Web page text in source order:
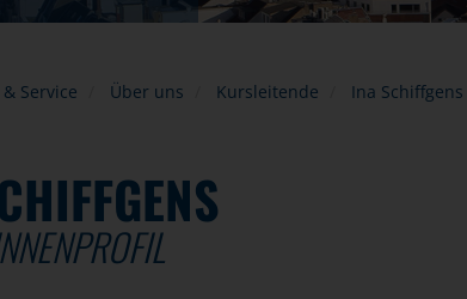
Service Über uns Kursleitende Ina Schiffgens